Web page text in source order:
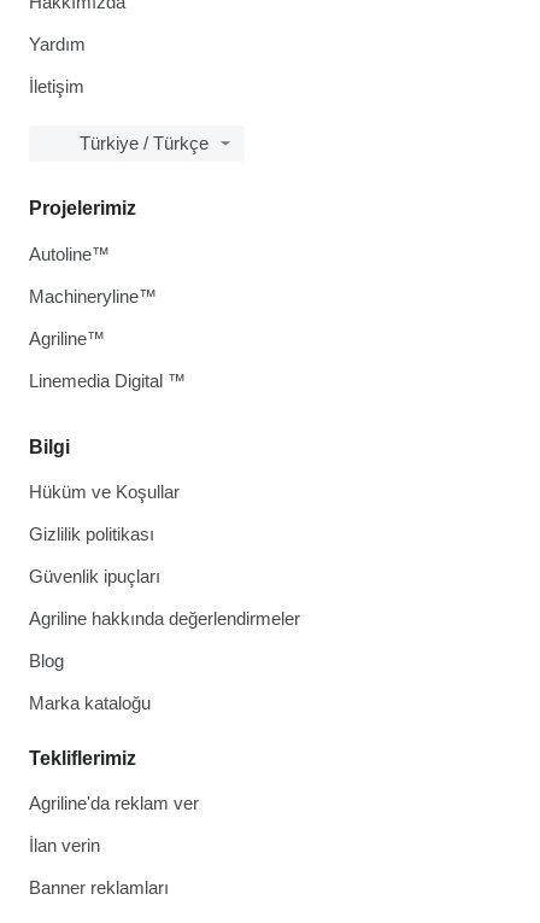
Yardım
İletişim
Türkiye / Türkçe
Bilgi
Hüküm ve Koşullar
Gizlilik politikası
Güvenlik ipuçları
Agriline hakkında değerlendirmeler
Blog
Marka kataloğu
Tekliflerimiz
Agriline'da reklam ver
İlan verin
Banner reklamları
Projelerimiz
Autoline™
Machineryline™
Agriline™
Linemedia Digital ™